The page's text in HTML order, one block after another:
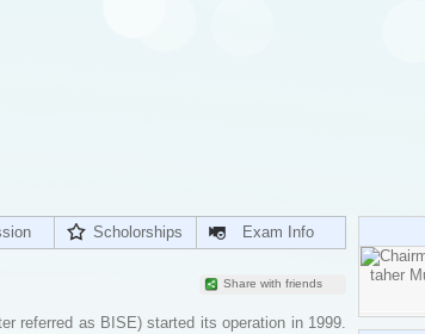
Scholorships Exam Info
Share with friends
referred as BISE) started its operation in 1999.
taher